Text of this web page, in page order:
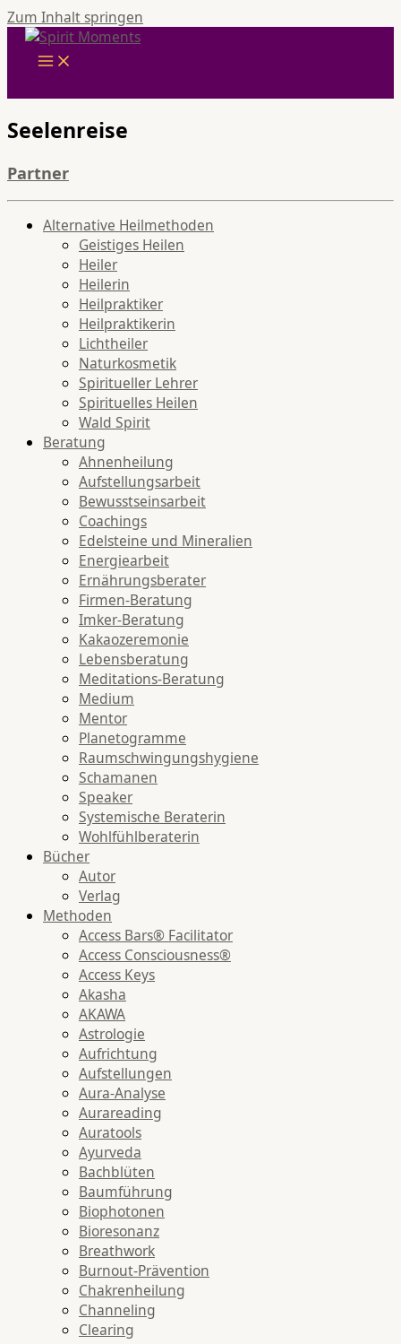
Zum Inhalt springen
Seelenreise
Partner
Alternative Heilmethoden
Geistiges Heilen
Heiler
Heilerin
Heilpraktiker
Heilpraktikerin
Lichtheiler
Naturkosmetik
Spiritueller Lehrer
Spirituelles Heilen
Wald Spirit
Beratung
Ahnenheilung
Aufstellungsarbeit
Bewusstseinsarbeit
Coachings
Edelsteine und Mineralien
Energiearbeit
Ernährungsberater
Firmen-Beratung
Imker-Beratung
Kakaozeremonie
Lebensberatung
Meditations-Beratung
Medium
Mentor
Planetogramme
Raumschwingungshygiene
Schamanen
Speaker
Systemische Beraterin
Wohlfühlberaterin
Bücher
Autor
Verlag
Methoden
Access Bars® Facilitator
Access Consciousness®
Access Keys
Akasha
AKAWA
Astrologie
Aufrichtung
Aufstellungen
Aura-Analyse
Aurareading
Auratools
Ayurveda
Bachblüten
Baumführung
Biophotonen
Bioresonanz
Breathwork
Burnout-Prävention
Chakrenheilung
Channeling
Clearing